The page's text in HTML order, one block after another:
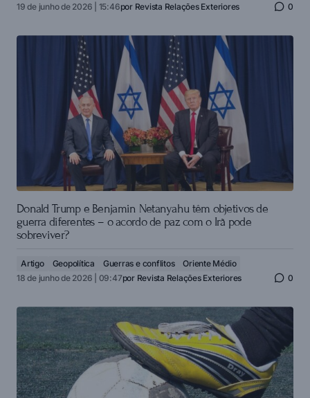
19 de junho de 2026 | 15:46por Revista Relações Exteriores 0
Donald Trump e Benjamin Netanyahu têm objetivos de
guerra diferentes – o acordo de paz com o Irã pode
sobreviver?
Artigo Geopolítica Guerras e conflitos
Oriente Médio
18 de junho de 2026 | 09:47por Revista Relações Exteriores 0